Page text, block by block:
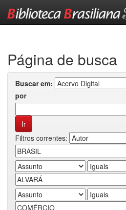
Página de busca
Buscar em:
por
Filtros correntes: